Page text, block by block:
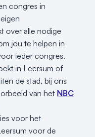
congres in
over alle nodige
jou te helpen in
ieder congres.
in Leersum of
de stad, bij ons
van het NBC
voor het
voor de